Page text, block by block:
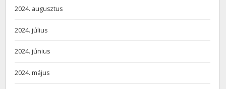
2024. augusztus
2024. július
2024. június
2024. május